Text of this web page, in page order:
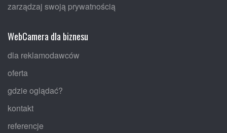
zarządzaj swoją prywatnością
WebCamera dla biznesu
dla reklamodawców
oferta
gdzie oglądać?
kontakt
referencje